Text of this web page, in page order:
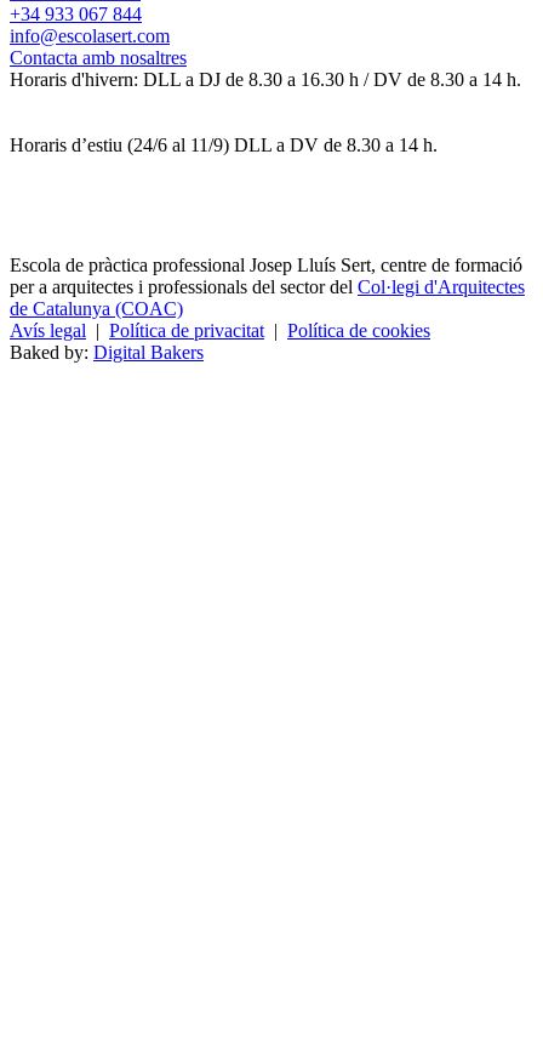
+34 933 067 844
info@escolasert.com
Contacta amb nosaltres
Horaris d'hivern: DLL a DJ de 8.30 a 16.30 h / DV de 8.30 a 14 h.
Horaris d’estiu (24/6 al 11/9) DLL a DV de 8.30 a 14 h.
Escola de pràctica professional Josep Lluís Sert, centre de formació
per a arquitectes i professionals del sector del Col·legi d'Arquitectes
de Catalunya (COAC)
Avís legal | Política de privacitat | Política de cookies
Baked by: Digital Bakers